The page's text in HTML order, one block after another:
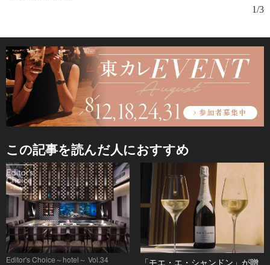
1/3
この記事を読んだ人におすすめ
Editor's Choice～hotel～ Vol.34
「モエ・エ・シャンドン」が贈